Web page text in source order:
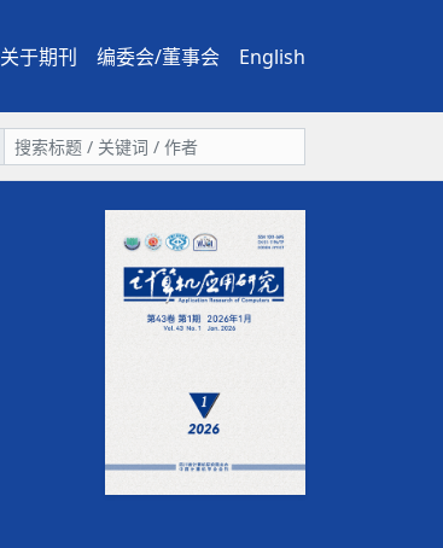
关于期刊 编委会/董事会 English